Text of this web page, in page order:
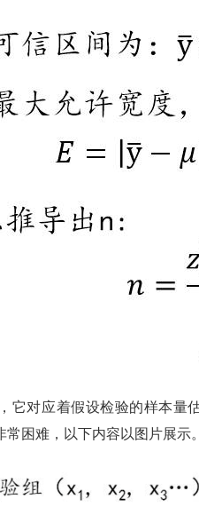
对应着假设检验的样本量
困难，以下内容以图片展示。